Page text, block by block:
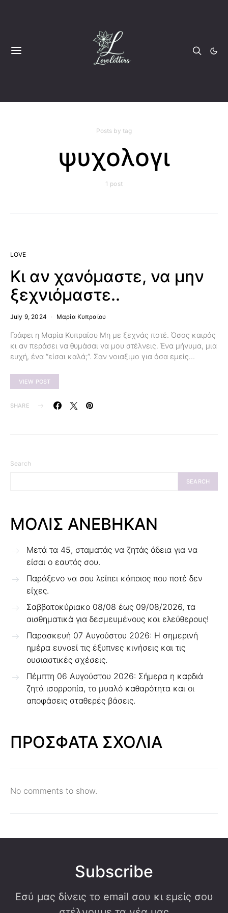
Posts by tag
ψυχολογι
1 post
LOVE
Κι αν χανόμαστε, να μην
ξεχνιόμαστε..
July 9, 2024 Μαρία Κυπραίου
Γράφει η Μαρία Κυπραίου Μη με ξεχνάς ποτέ. Όσος καιρός
κι αν περάσει να θυμάσαι να μου στέλνεις. Ένα μήνυμα, μια
ευχή, ένα “είσαι καλά;”. Σαν νοιαξιμο για όσα εμείς…
VIEW POST
SHARE
Search
SEARCH
ΜΟΛΙΣ ΑΝΕΒΗΚΑΝ
Μετά τα 45, σταματάς να ζητάς άδεια για να
είσαι ο εαυτός σου.
Παράξενο να σου λείπει κάποιος που ποτέ δεν
είχες.
Σαββατοκύριακο 08/08 έως 09/08/2026, τα
αισθηματικά για δεσμευμένους και ελεύθερους!
Παρασκευή 07 Αυγούστου 2026: Η σημερινή
ημέρα ευνοεί τις έξυπνες κινήσεις και τις
ουσιαστικές σχέσεις.
Πέμπτη 06 Αυγούστου 2026: Σήμερα η καρδιά
ζητά ισορροπία, το μυαλό καθαρότητα και οι
αποφάσεις σταθερές βάσεις.
ΠΡΟΣΦΑΤΑ ΣΧΟΛΙΑ
No comments to show.
Subscribe
Εσύ μας δίνεις το email σου κι εμείς σου